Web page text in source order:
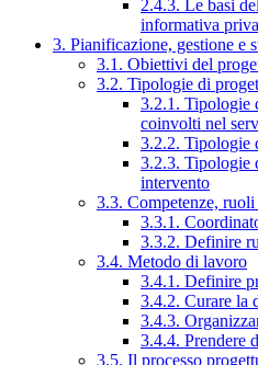
2.4.3. Le basi
informativa
3. Pianificazione, gestione e
3.1. Obiettivi del
3.2. Tipologie di
3.2.1. Tipologie
coinvolti nel
3.2.2. Tipologie
3.2.3. Tipologie
intervento
3.3. Competenze,
3.3.1.
3.3.2. Definire
3.4. Metodo di lavoro
3.4.1. Definire
3.4.2. Curare la
3.4.3.
3.4.4. Prendere
3.5. Il processo